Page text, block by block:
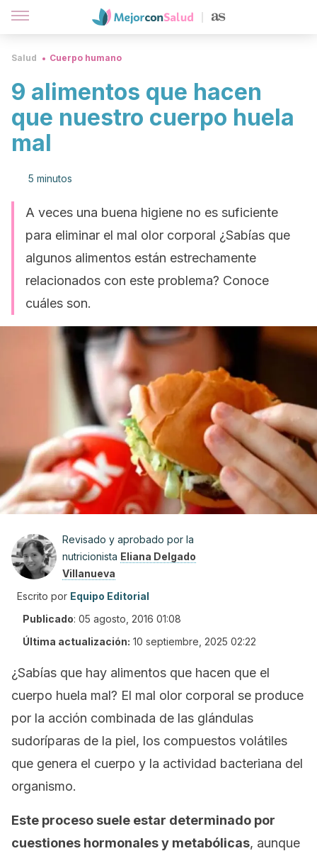
Salud Cuerpo humano
9 alimentos que hacen
que nuestro cuerpo huela
mal
5 minutos
A veces una buena higiene no es suficiente
para eliminar el mal olor corporal ¿Sabías que
algunos alimentos están estrechamente
relacionados con este problema? Conoce
cuáles son.
Revisado y aprobado por la
nutricionista Eliana Delgado
Villanueva
Escrito por Equipo Editorial
Publicado: 05 agosto, 2016 01:08
Última actualización: 10 septiembre, 2025 02:22
¿Sabías que hay alimentos que hacen que el
cuerpo huela mal? El mal olor corporal se produce
por la acción combinada de las glándulas
sudoríparas de la piel, los compuestos volátiles
que genera el cuerpo y la actividad bacteriana del
organismo.
Este proceso suele estar determinado por
cuestiones hormonales y metabólicas, aunque